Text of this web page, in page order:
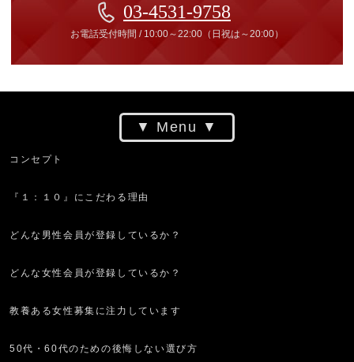
03-4531-9758
お電話受付時間 / 10:00～22:00（日祝は～20:00）
Menu
コンセプト
『１：１０』にこだわる理由
どんな男性会員が登録しているか？
どんな女性会員が登録しているか？
教養ある女性募集に注力しています
50代・60代のための後悔しない選び方